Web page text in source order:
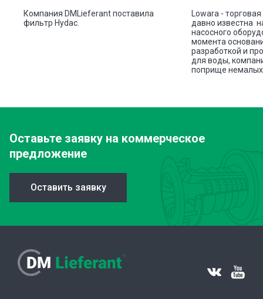
Компания DMLieferant поставила
фильтр Hydac.
Lowara -
давно известна
насосного
момента
разработкой и
для воды,
поприще немалых
Оставьте заявку на коммерческое
предложение
Оставить заявку